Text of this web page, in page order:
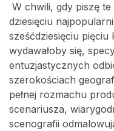
W chwili, gdy piszę te
dziesięciu
sześćdziesięciu pięciu
wydawałoby się,
entuzjastycznych
szerokościach
pełnej rozmachu
scenariusza,
scenografii